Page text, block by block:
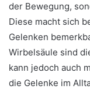
der Bewegung,
Diese macht sich
Gelenken
Wirbelsäule sind
kann jedoch auch
die Gelenke im